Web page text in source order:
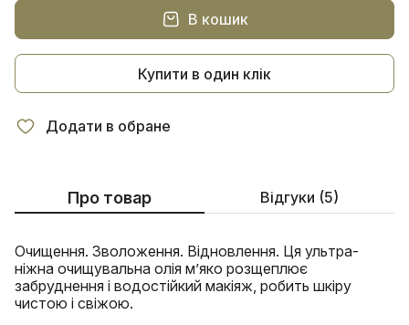
В кошик
Купити в один клік
Додати в обране
Про товар Відгуки (5)
Очищення. Зволоження. Відновлення. Ця ультра-
ніжна очищувальна олія м’яко розщеплює
забруднення і водостійкий макіяж, робить шкіру
чистою і свіжою.